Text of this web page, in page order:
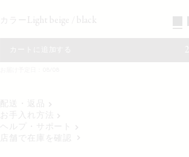
カラー light beige / black
配送・返品
お手入れ方法
ヘルプ・サポート
店舗で在庫を確認